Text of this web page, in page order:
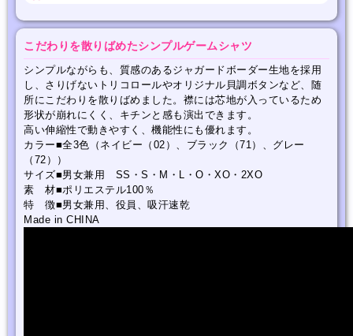
こだわりを散りばめたシンプルゲームシャツ
シンプルながらも、質感のあるジャガードボーダー生地を採用
し、さりげないトリコロールやオリジナル貝調ボタンなど、随
所にこだわりを散りばめました。襟には芯地が入っているため
形状が崩れにくく、キチンと感も演出できます。
高い伸縮性で動きやすく、機能性にも優れます。
カラー■全3色（ネイビー（02）、ブラック（71）、グレー
（72））
サイズ■男女兼用 SS・S・M・L・O・XO・2XO
素 材■ポリエステル100％
特 徴■男女兼用、役員、吸汗速乾
Made in CHINA